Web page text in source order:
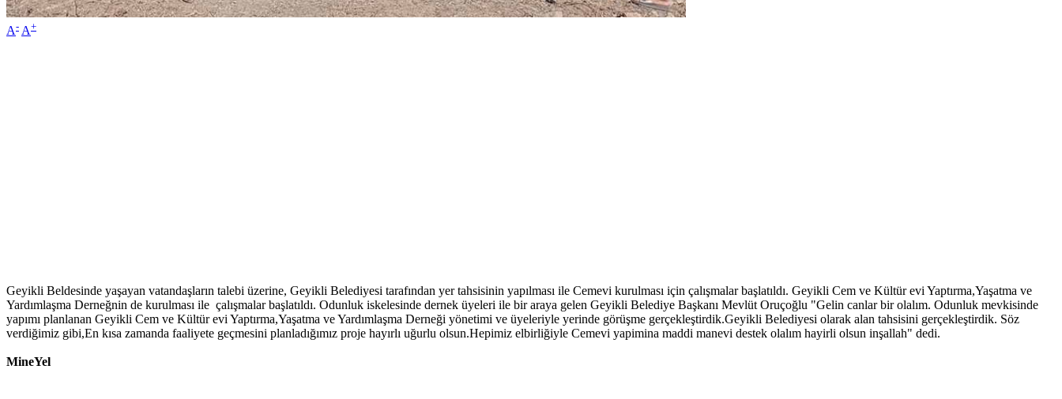
A- A+
Geyikli Beldesinde yaşayan vatandaşların talebi üzerine, Geyikli Belediyesi tarafından yer tahsisinin yapılması ile Cemevi kurulması için çalışmalar başlatıldı. Geyikli Cem ve Kültür evi Yaptırma,Yaşatma ve
Yardımlaşma Derneğnin de kurulması ile çalışmalar başlatıldı. Odunluk iskelesinde dernek üyeleri ile bir araya gelen Geyikli Belediye Başkanı Mevlüt Oruçoğlu "Gelin canlar bir olalım. Odunluk mevkisinde
yapımı planlanan Geyikli Cem ve Kültür evi Yaptırma,Yaşatma ve Yardımlaşma Derneği yönetimi ve üyeleriyle yerinde görüşme gerçekleştirdik.Geyikli Belediyesi olarak alan tahsisini gerçekleştirdik. Söz
verdiğimiz gibi,En kısa zamanda faaliyete geçmesini planladığımız proje hayırlı uğurlu olsun.Hepimiz elbirliğiyle Cemevi yapimina maddi manevi destek olalım hayirli olsun inşallah" dedi.
MineYel